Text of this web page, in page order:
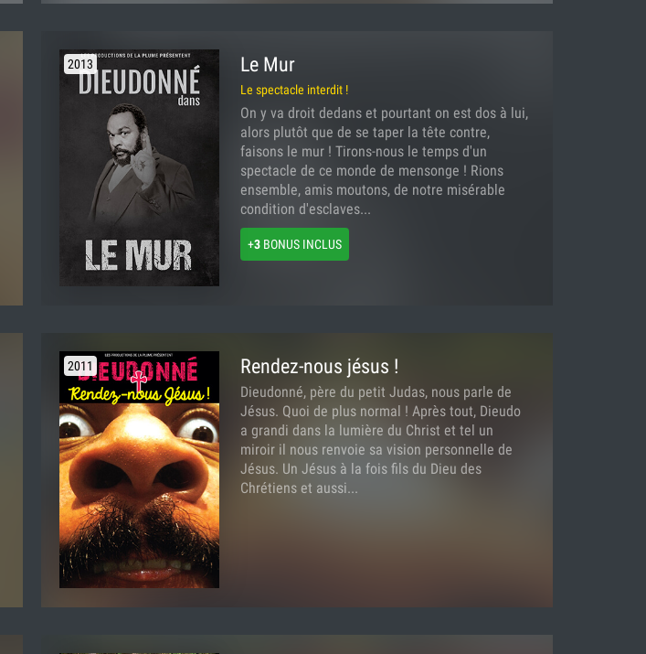
2013 Le Mur
Le spectacle interdit !
On y va droit dedans et pourtant on est dos à lui,
alors plutôt que de se taper la tête contre,
faisons le mur ! Tirons-nous le temps d'un
spectacle de ce monde de mensonge ! Rions
ensemble, amis moutons, de notre misérable
condition d'esclaves...
+3 BONUS INCLUS
2011 Rendez-nous jésus !
Dieudonné, père du petit Judas, nous parle de
Jésus. Quoi de plus normal ! Après tout, Dieudo
a grandi dans la lumière du Christ et tel un
miroir il nous renvoie sa vision personnelle de
Jésus. Un Jésus à la fois fils du Dieu des
Chrétiens et aussi...